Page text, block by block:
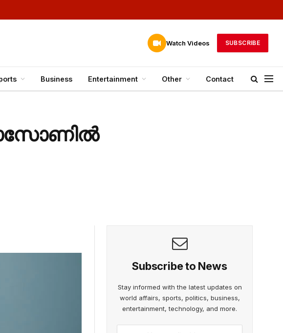
Watch Videos SUBSCRIBE
Business Entertainment Other Contact
Subscribe to News
Stay informed with the latest updates on
world affairs, sports, politics, business,
entertainment, technology, and more.